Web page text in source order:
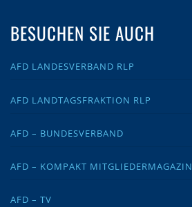
BESUCHEN SIE AUCH
AFD LANDESVERBAND RLP
AFD LANDTAGSFRAKTION RLP
AFD – BUNDESVERBAND
AFD – KOMPAKT MITGLIEDERMAGAZIN
AFD – TV